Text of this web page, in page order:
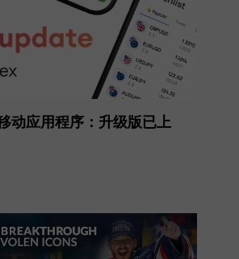
动应用程序：升级版已上